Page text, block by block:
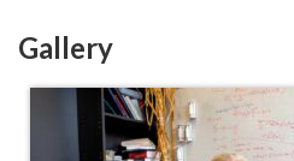
Gallery